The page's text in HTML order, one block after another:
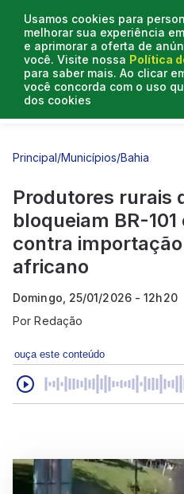
Usamos cookies para
melhorar sua experiência
e aprimorar a oferta de
você. Visite nossa Política
para saber mais. Ao clicar
você concorda com o uso
dos cookies
Entrevistas
Principal/Municípios/Bahia
Produtores rurais
bloqueiam BR-
contra
africano
Domingo, 25/01/2026 - 12h20
PorRedação
ouça este conteúdo